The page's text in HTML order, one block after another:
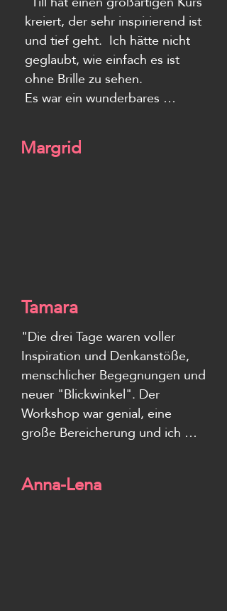
neugierigem, begeistertem
Blick.
Ich danke dir von ganzen
Herzen für diese wundervolle
Lebens geworden ist."
kreiert, der sehr inspirierend ist
und tief geht.  Ich hätte nicht
geglaubt, wie einfach es ist
ohne Brille zu sehen.
Es war ein wunderbares
empfehlen kann!​​"
Margrid
Tamara
"Die drei Tage waren voller
Inspiration und Denkanstöße,
menschlicher Begegnungen und
neuer "Blickwinkel". Der
Workshop war genial, eine
große Bereicherung und ich
die Naturbegegnung und die
Anna-Lena